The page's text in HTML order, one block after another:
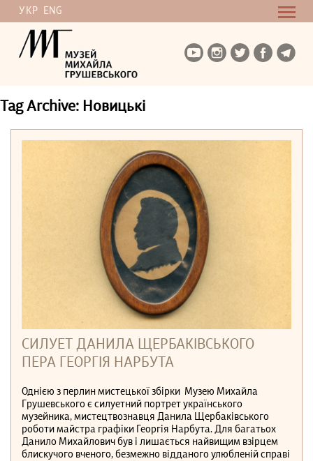
УКР ENG
Tag Archive: Новицькі
СИЛУЕТ ДАНИЛА ЩЕРБАКІВСЬКОГО
ПЕРА ГЕОРГІЯ НАРБУТА
Однією з перлин мистецької збірки Музею Михайла
Грушевського є силуетний портрет українського
музейника, мистецтвознавця Данила Щербаківського
роботи майстра графіки Георгія Нарбута. Для багатьох
Данило Михайлович був і лишається найвищим взірцем
блискучого вченого, безмежно відданого улюбленій справі